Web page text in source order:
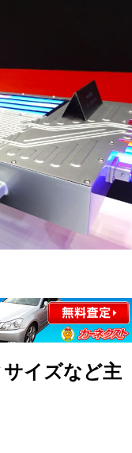
イズなど主